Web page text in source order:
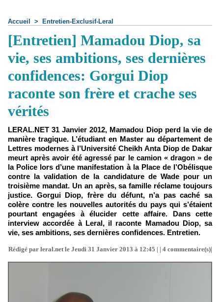
Accueil > Entretien-Exclusif-Leral
[Entretien] Mamadou Diop, sa
vie, ses ambitions, ses dernières
confidences: Gorgui Diop
raconte son frère et crache ses
vérités
LERAL.NET 31 Janvier 2012, Mamadou Diop perd la vie de
manière tragique. L’étudiant en Master au département de
Lettres modernes à l’Université Cheikh Anta Diop de Dakar
meurt après avoir été agressé par le camion « dragon » de
la Police lors d’une manifestation à la Place de l’Obélisque
contre la validation de la candidature de Wade pour un
troisième mandat. Un an après, sa famille réclame toujours
justice. Gorgui Diop, frère du défunt, n’a pas caché sa
colère contre les nouvelles autorités du pays qui s’étaient
pourtant engagées à élucider cette affaire. Dans cette
interview accordée à Leral, il raconte Mamadou Diop, sa
vie, ses ambitions, ses dernières confidences. Entretien.
Rédigé par leral.net le Jeudi 31 Janvier 2013 à 12:45 | | 4 commentaire(s)|